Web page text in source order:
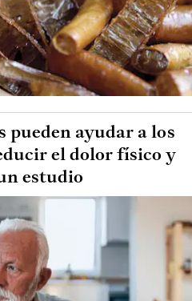
pueden ayudar a los
el dolor físico y
estudio